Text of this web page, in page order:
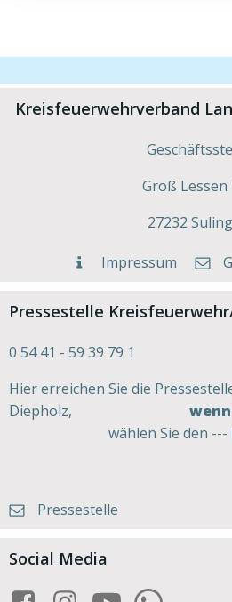
Kreisfeuerwehrverband
Groß Lessen
27232
Impressum
Pressestelle
0 54 41 - 59 39 79 1
Hier erreichen Sie die
Diepholz,
wählen Sie den ---
Pressestelle
Social Media